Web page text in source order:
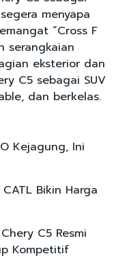
menyapa
“Cross F
serangkaian
eksterior dan
C5 sebagai SUV
dan berkelas.
Kejagung, Ini
Bikin Harga
C5 Resmi
Kompetitif